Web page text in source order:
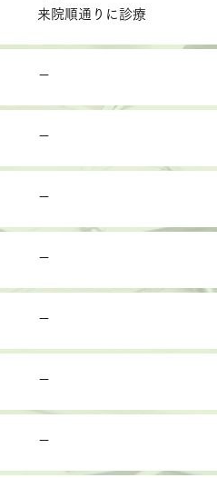
来院順通りに診療
－
－
－
－
－
－
－